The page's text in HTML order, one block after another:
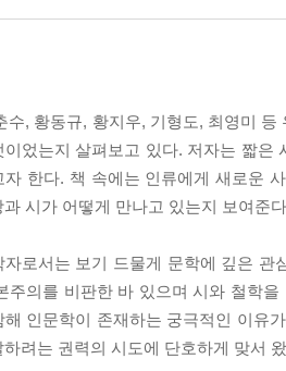
수, 황동규, 황지우, 기형도, 최영미
이었는지 살펴보고 있다. 저자는 짧
자 한다. 책 속에는 인류에게 새로운
과 시가 어떻게 만나고 있는지 보여준
자로서는 보기 드물게 문학에 깊은
주의를 비판한 바 있으며 시와 철학
인문학이 존재하는 궁극적인 이유
하려는 권력의 시도에 단호하게 맞서